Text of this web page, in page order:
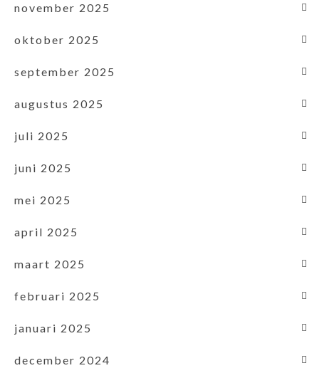
november 2025
oktober 2025
september 2025
augustus 2025
juli 2025
juni 2025
mei 2025
april 2025
maart 2025
februari 2025
januari 2025
december 2024